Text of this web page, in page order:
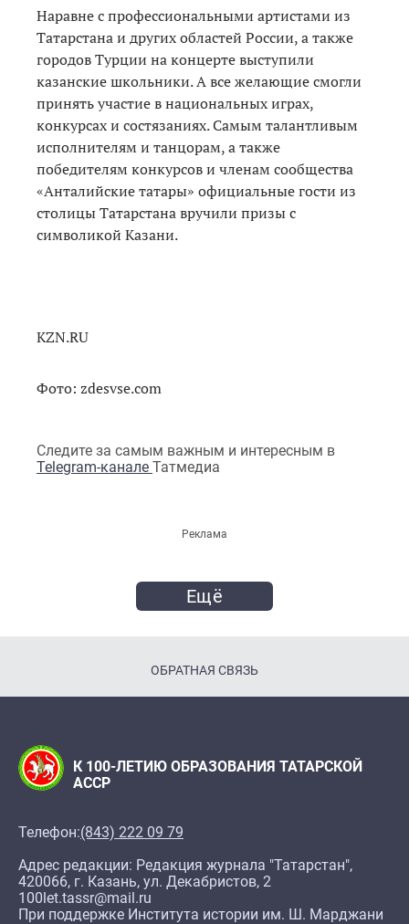
Наравне с профессиональными артистами из
Татарстана и других областей России, а также
городов Турции на концерте выступили
казанские школьники. А все желающие смогли
принять участие в национальных играх,
конкурсах и состязаниях. Самым талантливым
исполнителям и танцорам, а также
победителям конкурсов и членам сообщества
«Анталийские татары» официальные гости из
столицы Татарстана вручили призы с
символикой Казани.
KZN.RU
Фото: zdesvse.com
Следите за самым важным и интересным в
Telegram-канале Татмедиа
Реклама
Ещё
ОБРАТНАЯ СВЯЗЬ
К 100-ЛЕТИЮ ОБРАЗОВАНИЯ ТАТАРСКОЙ
АССР
Телефон:(843) 222 09 79
Адрес редакции: Редакция журнала "Татарстан",
420066, г. Казань, ул. Декабристов, 2
100let.tassr@mail.ru
При поддержке Института истории им. Ш. Марджани